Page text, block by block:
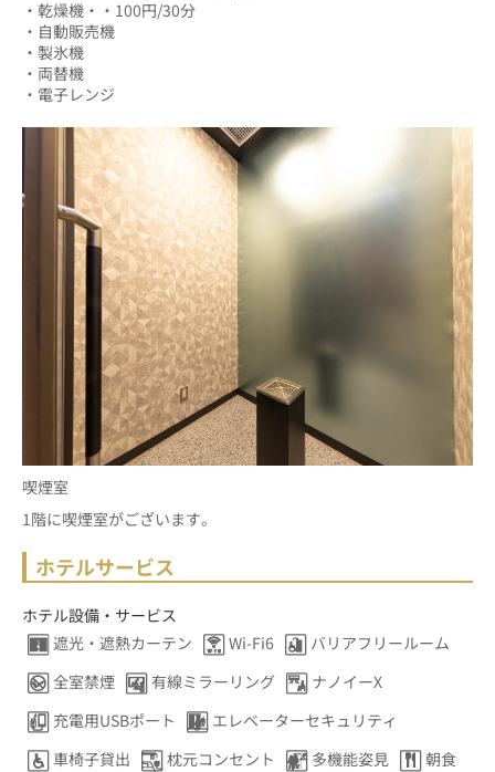
・乾燥機・・100円/30分
・自動販売機
・製氷機
・両替機
・電子レンジ
喫煙室
1階に喫煙室がございます。
ホテルサービス
ホテル設備・サービス
遮光・遮熱カーテン
Wi-Fi6
バリアフリールーム
全室禁煙
有線ミラーリング
ナノイーX
充電用USBポート
エレベーターセキュリティ
車椅子貸出
枕元コンセント 多機能姿見
朝食